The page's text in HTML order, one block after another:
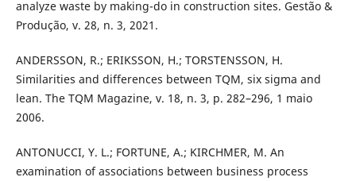
analyze waste by making-do in construction sites. Gestão &
Produção, v. 28, n. 3, 2021.
ANDERSSON, R.; ERIKSSON, H.; TORSTENSSON, H.
Similarities and differences between TQM, six sigma and
lean. The TQM Magazine, v. 18, n. 3, p. 282–296, 1 maio
2006.
ANTONUCCI, Y. L.; FORTUNE, A.; KIRCHMER, M. An
examination of associations between business process